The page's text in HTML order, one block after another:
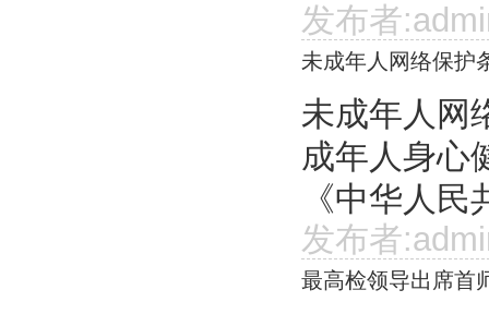
发布者
未成年人网络保护
未成年人网
成年人身心
《中华人
发布者
最高检领导出席首